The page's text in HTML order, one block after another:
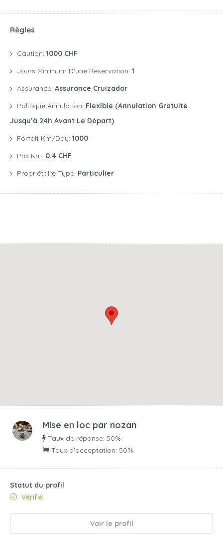
Règles
Caution: 1000 CHF
Jours Minimum D'une Réservation: 1
Assurance: Assurance Cruizador
Politique Annulation: Flexible (annulation Gratuite
Jusqu’à 24h Avant Le Départ)
Forfait Km/day: 1000
Prix Km: 0.4 CHF
Propriétaire Type: Particulier
Mise en loc par nozan
Taux de réponse: 50%
Taux d'acceptation: 50%
Statut du profil
Vérifié
Voir le profil